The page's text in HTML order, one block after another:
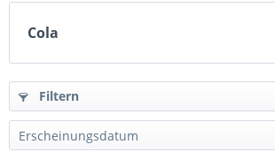
Cola
Filtern